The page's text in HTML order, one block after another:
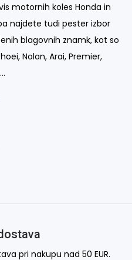
motornih koles Honda in
najdete tudi pester izbor
blagovnih znamk, kot so
Nolan, Arai, Premier,
pri nakupu nad 50 EUR.